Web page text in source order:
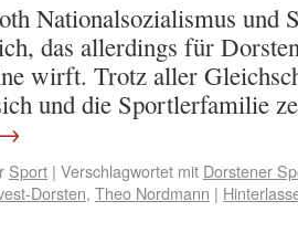
Nationalsozialismus und
das allerdings für
wirft. Trotz aller
und die Sportlerfamilie
Sport | Verschlagwortet mit Dorstener
Dorsten, Theo Nordmann |